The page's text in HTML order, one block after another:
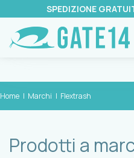
SPEDIZIONE
Home Marchi Flextrash
Prodotti a